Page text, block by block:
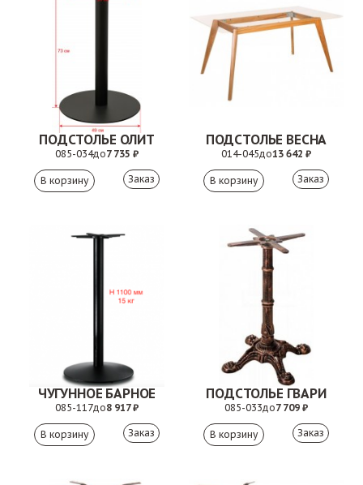
ПОДСТОЛЬЕ ОЛИТ
085-034до7 735 ₽
Заказ
ПОДСТОЛЬЕ ВЕСНА
014-045до13 642 ₽
Заказ
ЧУГУННОЕ БАРНОЕ
085-117до8 917 ₽
Заказ
ПОДСТОЛЬЕ ГВАРИ
085-033до7 709 ₽
Заказ